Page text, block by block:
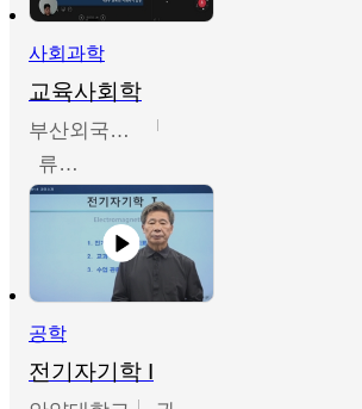
사회과학
교육사회학
부산외국어대학교
류영철
공학
전기자기학 I